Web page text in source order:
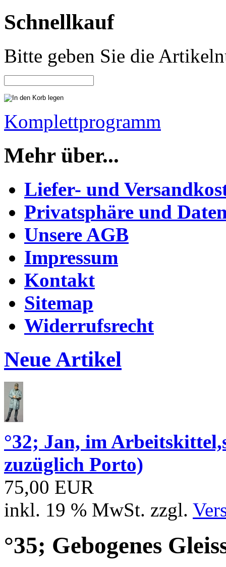
Schnellkauf
Bitte geben Sie die
Komplettprogramm
Mehr über...
Liefer- und
Privatsphäre und
Unsere AGB
Impressum
Kontakt
Sitemap
Widerrufsrecht
Neue Artikel
°32; Jan, im
zuzüglich Porto)
75,00 EUR
inkl. 19 % MwSt. zzgl.
°35; Gebogenes